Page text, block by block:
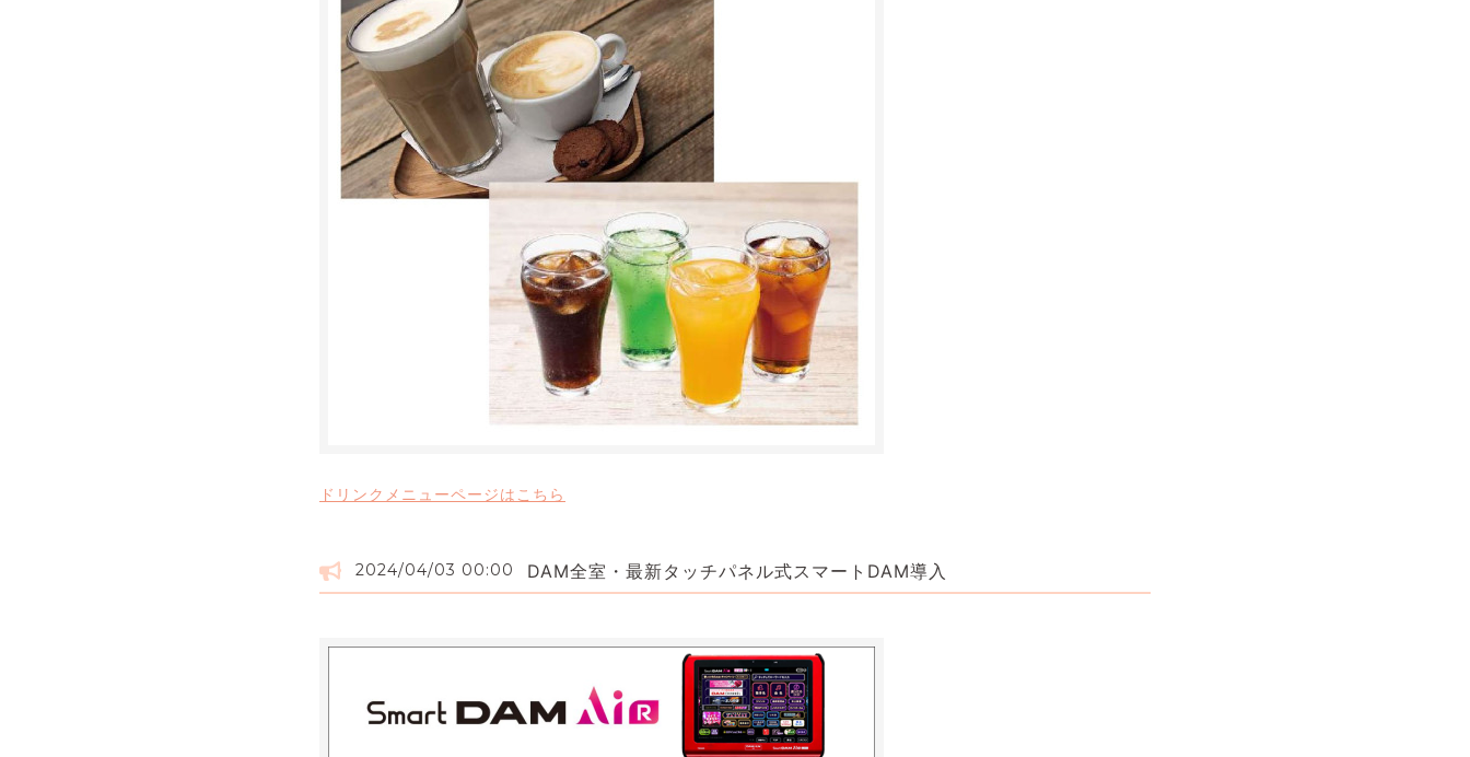
ドリンクメニューページはこちら
2024/04/03 00:00 DAM全室・最新タッチパネル式スマートDAM導入